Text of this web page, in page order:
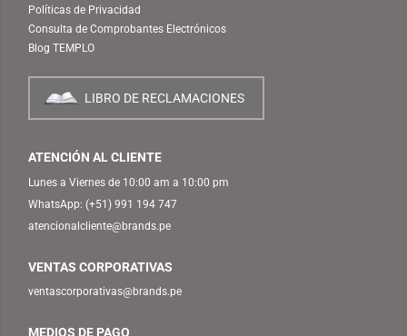
Políticas de Privacidad
Consulta de Comprobantes Electrónicos
Blog TEMPLO
LIBRO DE RECLAMACIONES
ATENCIÓN AL CLIENTE
Lunes a Viernes de 10:00 am a 10:00 pm
WhatsApp: (+51) 991 194 747
atencionalcliente@brands.pe
VENTAS CORPORATIVAS
ventascorporativas@brands.pe
MEDIOS DE PAGO